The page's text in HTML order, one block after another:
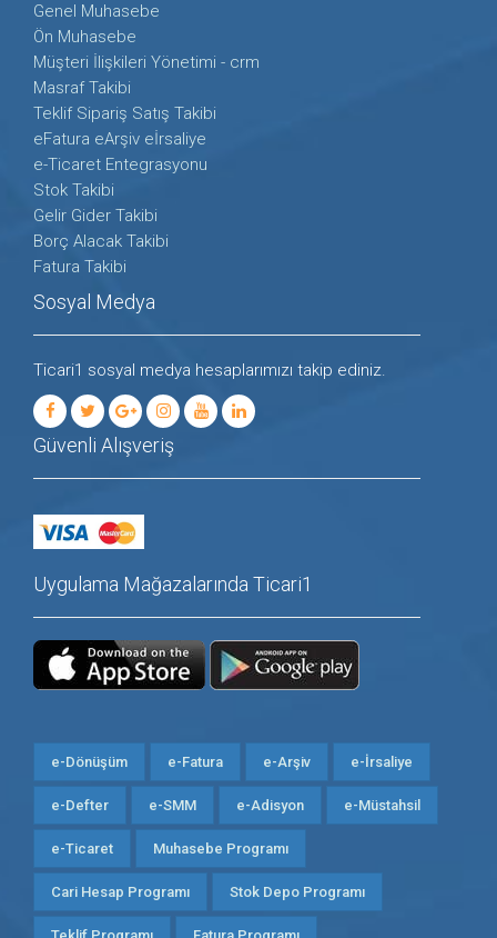
Genel Muhasebe
Ön Muhasebe
Müşteri İlişkileri Yönetimi - crm
Masraf Takibi
Teklif Sipariş Satış Takibi
eFatura eArşiv eİrsaliye
e-Ticaret Entegrasyonu
Stok Takibi
Gelir Gider Takibi
Borç Alacak Takibi
Fatura Takibi
Sosyal Medya
Ticari1 sosyal medya hesaplarımızı takip ediniz.
Güvenli Alışveriş
Uygulama Mağazalarında Ticari1
e-Dönüşüm e-Fatura e-Arşiv e-İrsaliye
e-Defter e-SMM e-Adisyon e-Müstahsil
e-Ticaret Muhasebe Programı
Cari Hesap Programı Stok Depo Programı